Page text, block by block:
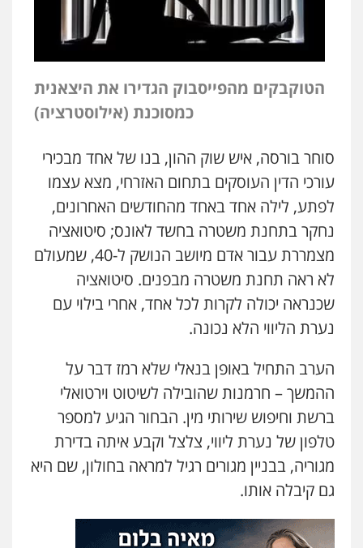
הטוקבקים מהפייסבוק הגדירו את היצאנית
כמסוכנת (אילוסטרציה)
סוחר בורסה, איש שוק ההון, בנו של אחד מבכירי
עורכי הדין העוסקים בתחום האזרחי, מצא עצמו
לפתע, לילה אחד באחד מהחודשים האחרונים,
נחקר בתחנת משטרה בחשד לאונס; סיטואציה
מצמררת עבור אדם מיושב הנושק ל-40, שמעולם
לא ראה תחנת משטרה מבפנים. סיטואציה
שכנראה יכולה לקרות לכל אחד, אחרי בילוי עם
נערת הליווי הלא נכונה.
הערב התחיל באופן בנאלי שלא רמז דבר על
ההמשך – חרמנות שהובילה לשיטוט וירטואלי
ברשת וחיפוש שירותי מין. הבחור הגיע למספר
טלפון של נערת ליווי, צלצל וקבע איתה בדירת
מגוריה, בבניין מגורים רגיל למראה בחולון, שם היא
גם קיבלה אותו.